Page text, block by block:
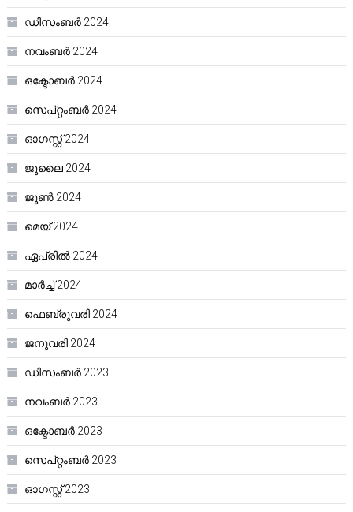
ഡിസംബർ 2024
നവംബർ 2024
ഒക്ടോബർ 2024
സെപ്റ്റംബർ 2024
ഓഗസ്റ്റ്‌ 2024
ജൂലൈ 2024
ജൂൺ 2024
മെയ്‌ 2024
ഏപ്രിൽ 2024
മാർച്ച്‌ 2024
ഫെബ്രുവരി 2024
ജനുവരി 2024
ഡിസംബർ 2023
നവംബർ 2023
ഒക്ടോബർ 2023
സെപ്റ്റംബർ 2023
ഓഗസ്റ്റ്‌ 2023